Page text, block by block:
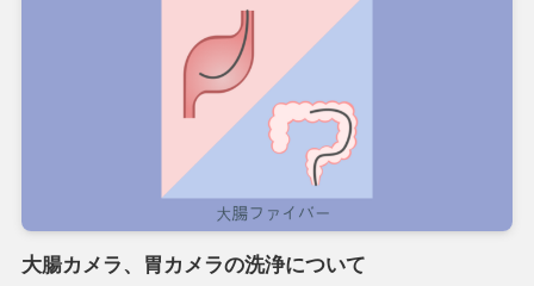
大腸カメラ、胃カメラの洗浄について